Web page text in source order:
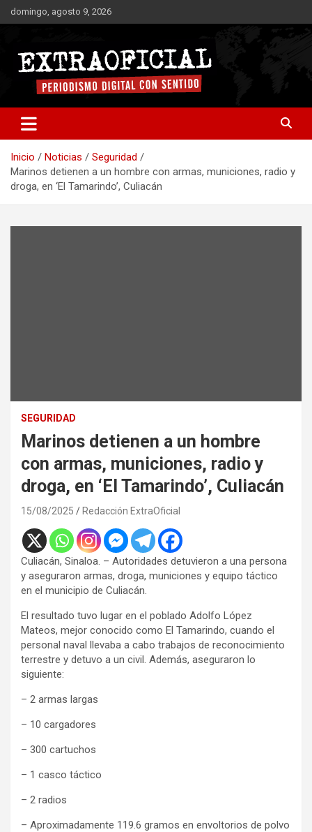
Saltar
al
domingo, agosto 9, 2026
Extraoficial
Inicio Noticias
Seguridad
Marinos detienen a un hombre con armas, municiones, radio y
droga, en ‘El Tamarindo’, Culiacán
SEGURIDAD
Marinos detienen a un hombre
con armas, municiones, radio y
droga, en ‘El Tamarindo’, Culiacán
15/08/2025 Redacción ExtraOficial
Culiacán, Sinaloa. – Autoridades detuvieron a una persona
y aseguraron armas, droga, municiones y equipo táctico
en el municipio de Culiacán.
El resultado tuvo lugar en el poblado Adolfo López
Mateos, mejor conocido como El Tamarindo, cuando el
personal naval llevaba a cabo trabajos de reconocimiento
terrestre y detuvo a un civil. Además, aseguraron lo
siguiente:
– 2 armas largas
– 10 cargadores
– 300 cartuchos
– 1 casco táctico
– 2 radios
– Aproximadamente 119.6 gramos en envoltorios de polvo